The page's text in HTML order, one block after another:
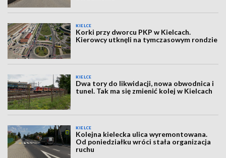
KIELCE
Korki przy dworcu PKP w Kielcach.
Kierowcy utknęli na tymczasowym rondzie
KIELCE
Dwa tory do likwidacji, nowa obwodnica i
tunel. Tak ma się zmienić kolej w Kielcach
KIELCE
Kolejna kielecka ulica wyremontowana.
Od poniedziałku wróci stała organizacja
ruchu